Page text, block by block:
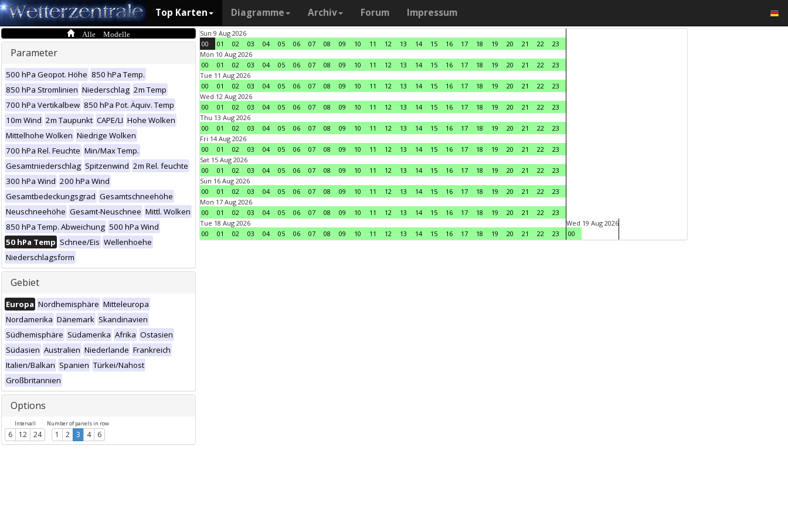
Top Karten Diagramme Archiv Forum Impressum
Alle Modelle
Parameter
500 hPa Geopot. Höhe 850 hPa Temp.
850 hPa Stromlinien Niederschlag 2m Temp
700 hPa Vertikalbew 850 hPa Pot. Äquiv. Temp
10m Wind 2m Taupunkt CAPE/LI Hohe Wolken
Mittelhohe Wolken Niedrige Wolken
700 hPa Rel. Feuchte Min/Max Temp.
Gesamtniederschlag Spitzenwind 2m Rel. feuchte
300 hPa Wind 200 hPa Wind
Gesamtbedeckungsgrad Gesamtschneehöhe
Neuschneehöhe Gesamt-Neuschnee Mittl. Wolken
850 hPa Temp. Abweichung 500 hPa Wind
50 hPa Temp Schnee/Eis Wellenhoehe
Niederschlagsform
Gebiet
Europa Nordhemisphäre Mitteleuropa
Nordamerika Dänemark Skandinavien
Südhemisphäre Südamerika Afrika Ostasien
Südasien Australien Niederlande Frankreich
Italien/Balkan Spanien Türkei/Nahost
Großbritannien
Options
Intervall
6 12 24
Number of panels in row
1 2 3 4 6
Sun 9 Aug 2026
00
01 02 03 04 05 06 07 08 09 10 11 12 13 14 15 16 17 18 19 20 21 22
23
Mon 10 Aug 2026
00
01 02 03 04 05 06 07 08 09 10 11 12 13 14 15 16 17 18 19 20 21 22
23
Tue 11 Aug 2026
00
01 02 03 04 05 06 07 08 09 10 11 12 13 14 15 16 17 18 19 20 21 22
23
Wed 12 Aug 2026
00
01 02 03 04 05 06 07 08 09 10 11 12 13 14 15 16 17 18 19 20 21 22
23
Thu 13 Aug 2026
00
01 02 03 04 05 06 07 08 09 10 11 12 13 14 15 16 17 18 19 20 21 22
23
Fri 14 Aug 2026
00
01 02 03 04 05 06 07 08 09 10 11 12 13 14 15 16 17 18 19 20 21 22
23
Sat 15 Aug 2026
00
01 02 03 04 05 06 07 08 09 10 11 12 13 14 15 16 17 18 19 20 21 22
23
Sun 16 Aug 2026
00
01 02 03 04 05 06 07 08 09 10 11 12 13 14 15 16 17 18 19 20 21 22
23
Mon 17 Aug 2026
00
01 02 03 04 05 06 07 08 09 10 11 12 13 14 15 16 17 18 19 20 21 22
23
Tue 18 Aug 2026
00
01 02 03 04 05 06 07 08 09 10 11 12 13 14 15 16 17 18 19 20 21 22 23
Wed 19 Aug 2026
00